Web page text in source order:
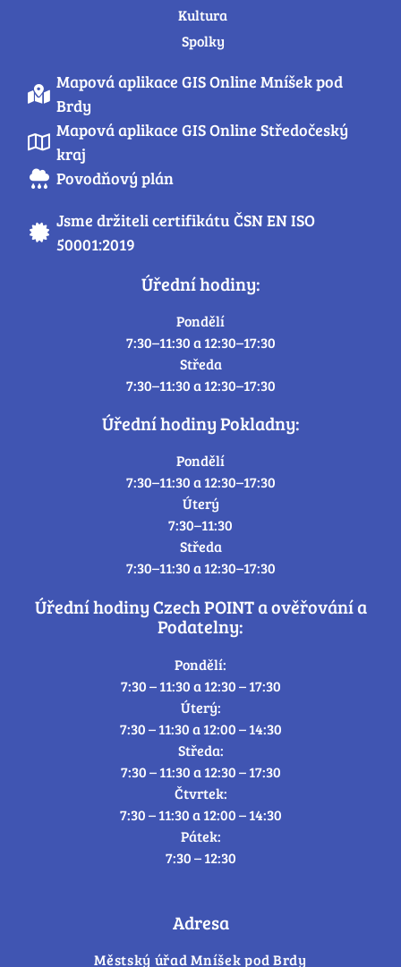
Kultura
Spolky
Mapová aplikace GIS Online Mníšek pod
Brdy
Mapová aplikace GIS Online Středočeský
kraj
Povodňový plán
Jsme držiteli certifikátu ČSN EN ISO
50001:2019
Úřední hodiny:
Pondělí
7:30–11:30 a 12:30–17:30
Středa
7:30–11:30 a 12:30–17:30
Úřední hodiny Pokladny:
Pondělí
7:30–11:30 a 12:30–17:30
Úterý
7:30–11:30
Středa
7:30–11:30 a 12:30–17:30
Úřední hodiny Czech POINT a ověřování a
Podatelny:
Pondělí:
7:30 – 11:30 a 12:30 – 17:30
Úterý:
7:30 – 11:30 a 12:00 – 14:30
Středa:
7:30 – 11:30 a 12:30 – 17:30
Čtvrtek:
7:30 – 11:30 a 12:00 – 14:30
Pátek:
7:30 – 12:30
Adresa
Městský úřad Mníšek pod Brdy